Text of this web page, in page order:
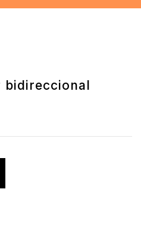
bidireccional